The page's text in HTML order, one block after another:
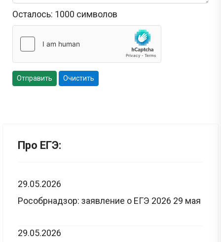
Осталось: 1000 символов
Отправить Очистить
Про ЕГЭ:
29.05.2026
Рособрнадзор: заявление о ЕГЭ 2026 29 мая
29.05.2026